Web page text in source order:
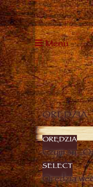
Menu
ORĘDZIA
ORĘDZIA
Czym są
SELECT
Orędzia